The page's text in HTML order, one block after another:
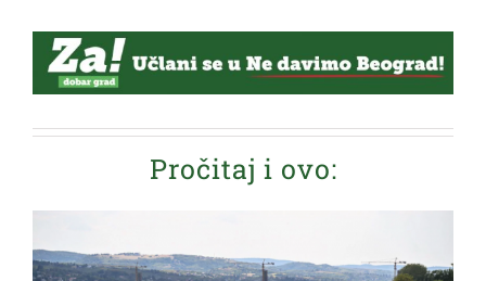
Pročitaj i ovo: